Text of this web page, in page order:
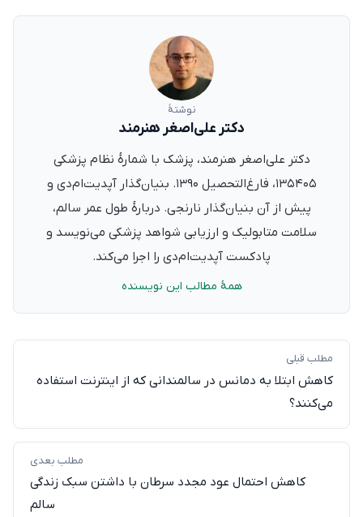
نوشتهٔ
دکتر علی‌اصغر هنرمند
دکتر علی‌اصغر هنرمند، پزشک با شمارهٔ نظام پزشکی
۱۳۵۴۰۵، فارغ‌التحصیل ۱۳۹۰. بنیان‌گذار آپدیت‌ام‌دی و
پیش از آن بنیان‌گذار نارنجی. دربارهٔ طول عمر سالم،
سلامت متابولیک و ارزیابی شواهد پزشکی می‌نویسد و
پادکست آپدیت‌ام‌دی را اجرا می‌کند.
همهٔ مطالب این نویسنده
مطلب قبلی
کاهش ابتلا به دمانس در سالمندانی که از اینترنت استفاده
می‌کنند؟
مطلب بعدی
کاهش احتمال عود مجدد سرطان با داشتن سبک زندگی
سالم